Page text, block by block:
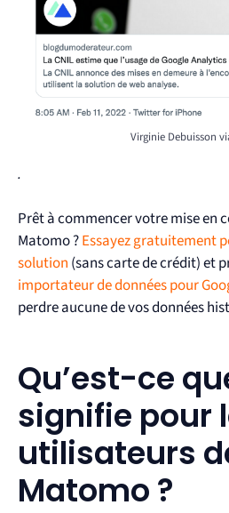
Virginie Debuisson
.
Prêt à commencer votre mise en
Matomo ?Essayez gratuitement
solution (sans carte de crédit) et
importateur de données pour
perdre aucune de vos données
Qu’est-ce
signifie pour
utilisateurs
Matomo ?